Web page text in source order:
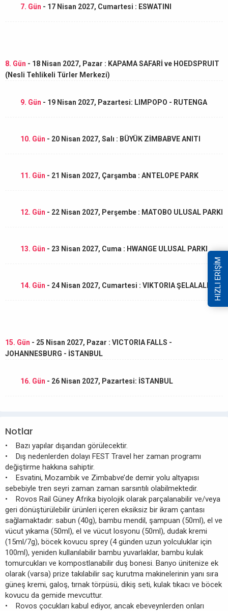
7. Gün - 17 Nisan 2027, Cumartesi : ESWATINI
8. Gün - 18 Nisan 2027, Pazar : KAPAMA SAFARİ ve HOEDSPRUIT
(Nesli Tehlikeli Türler Merkezi)
9. Gün - 19 Nisan 2027, Pazartesi: LIMPOPO - RUTENGA
10. Gün - 20 Nisan 2027, Salı : BÜYÜK ZİMBABVE ANITI
11. Gün - 21 Nisan 2027, Çarşamba : ANTELOPE PARK
12. Gün - 22 Nisan 2027, Perşembe : MATOBO ULUSAL PARKI
13. Gün - 23 Nisan 2027, Cuma : HWANGE ULUSAL PARKI
14. Gün - 24 Nisan 2027, Cumartesi : VIKTORIA ŞELALALERİ
15. Gün - 25 Nisan 2027, Pazar : VICTORIA FALLS -
JOHANNESBURG - İSTANBUL
16. Gün - 26 Nisan 2027, Pazartesi: İSTANBUL
Notlar
• Bazı yapılar dışarıdan görülecektir.
• Dış nedenlerden dolayı FEST Travel her zaman programı
değiştirme hakkına sahiptir.
• Esvatini, Mozambik ve Zimbabve’de demir yolu altyapısı
sebebiyle tren seyri zaman zaman sarsıntılı olabilmektedir.
• Rovos Rail Güney Afrika biyolojik olarak parçalanabilir ve/veya
geri dönüştürülebilir ürünleri içeren eksiksiz bir ikram çantası
sağlamaktadır: sabun (40g), bambu mendil, şampuan (50ml), el ve
vücut yıkama (50ml), el ve vücut losyonu (50ml), dudak kremi
(15ml/7g), böcek kovucu sprey (4 günden uzun yolculuklar için
100ml), yeniden kullanılabilir bambu yuvarlaklar, bambu kulak
tomurcukları ve kompostlanabilir duş bonesi. Banyo ünitenize ek
olarak (varsa) prize takılabilir saç kurutma makinelerinin yanı sıra
güneş kremi, galoş, tırnak törpüsü, dikiş seti, kulak tıkacı ve böcek
kovucu da gemide mevcuttur.
• Rovos çocukları kabul ediyor, ancak ebeveynlerden onları
HIZLI ERİŞİM